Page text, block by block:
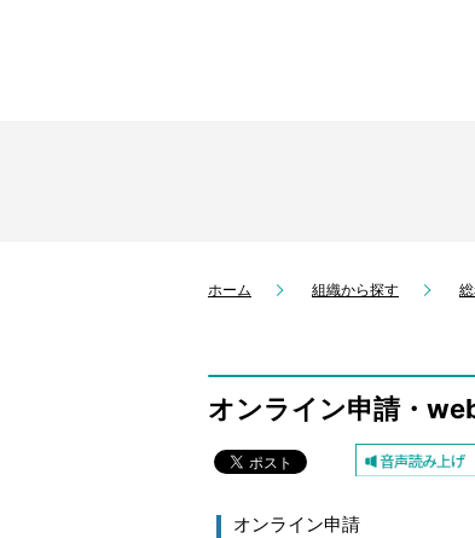
ホーム 組織から探す
オンライン申請・
オンライン申請